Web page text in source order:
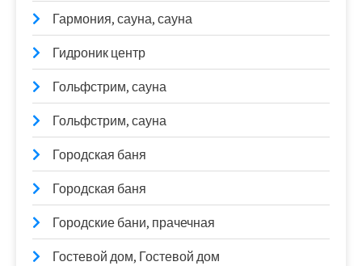
Гармония, сауна, сауна
Гидроник центр
Гольфстрим, сауна
Гольфстрим, сауна
Городская баня
Городская баня
Городские бани, прачечная
Гостевой дом, Гостевой дом